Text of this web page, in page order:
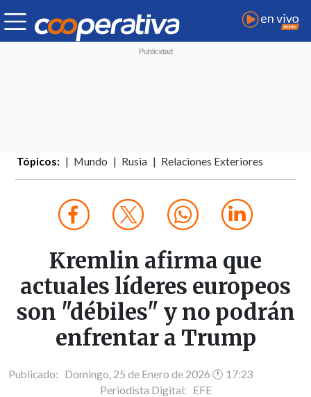
Tópicos: Mundo Rusia Relaciones Exteriores
Kremlin afirma que
actuales líderes europeos
son "débiles" y no podrán
enfrentar a Trump
Publicado: Domingo, 25 de Enero de 2026 🕐 17:23
Periodista Digital: EFE